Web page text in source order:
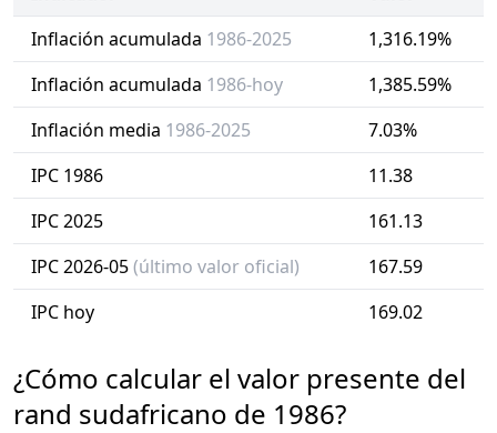
Inflación acumulada 1986-2025
1,316.19%
Inflación acumulada 1986-hoy
1,385.59%
Inflación media 1986-2025
7.03%
IPC 1986
11.38
IPC 2025
161.13
IPC 2026-05(último valor oficial)
167.59
IPC hoy
169.02
¿Cómo calcular el valor presente del
rand sudafricano de 1986?